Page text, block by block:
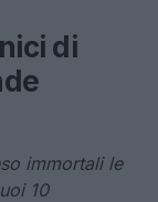
di
immortali le
10